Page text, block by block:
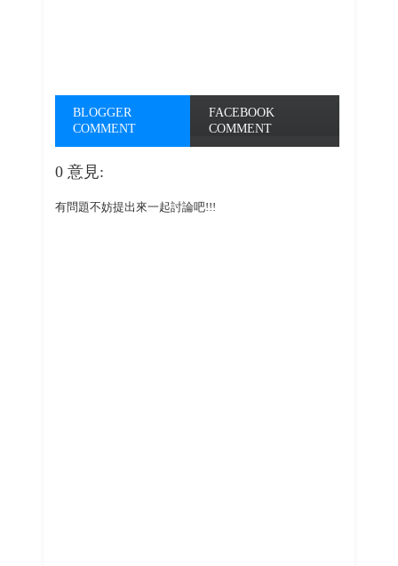
BLOGGER
COMMENT
FACEBOOK
COMMENT
0 意見:
有問題不妨提出來一起討論吧!!!